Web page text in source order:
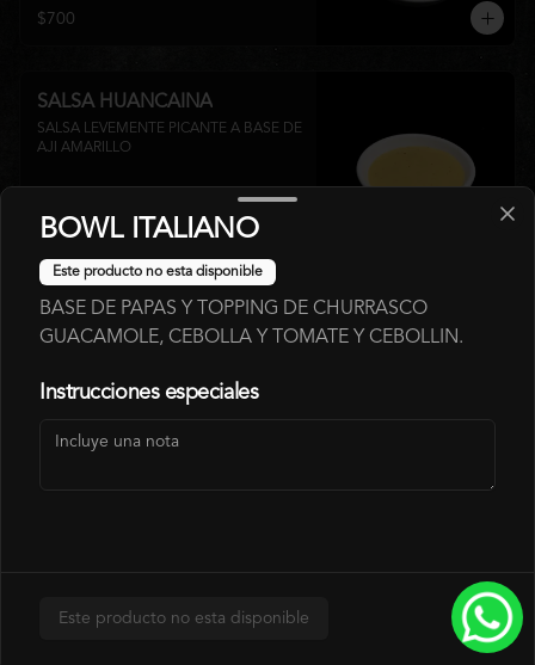
$700
SALSA HUANCAINA
SALSA LEVEMENTE PICANTE A BASE DE
AJI AMARILLO
$700
SALSA LOVE
SALSA ROJA A BASE DE PIMENTON
$700
BOWL ITALIANO
Este producto no esta disponible
BASE DE PAPAS Y TOPPING DE CHURRASCO
GUACAMOLE, CEBOLLA Y TOMATE Y CEBOLLIN.
Instrucciones especiales
Este producto no esta disponible